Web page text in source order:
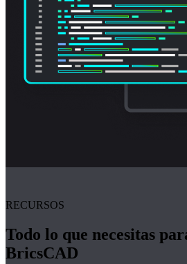
RECURSOS
Todo lo que necesitas
BricsCAD